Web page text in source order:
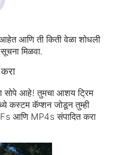
आणि ती किती वेळा शोधली
मिळवा.
सोपे आहे! तुमचा आशय ट्रिम
कस्टम कॅप्शन जोडून तुम्ही
आणि MP4s संपादित करा